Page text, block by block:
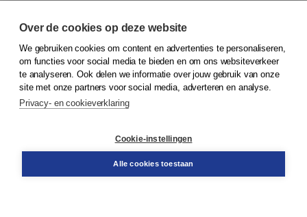
© 2026Koninklijke Boom uitgevers
Klantenservice
Service & informatie
Contact
Over de cookies op deze website
We gebruiken cookies om content en advertenties te personaliseren,
om functies voor social media te bieden en om ons websiteverkeer
te analyseren. Ook delen we informatie over jouw gebruik van onze
site met onze partners voor social media, adverteren en analyse.
Privacy- en cookieverklaring
Cookie-instellingen
Alle cookies toestaan